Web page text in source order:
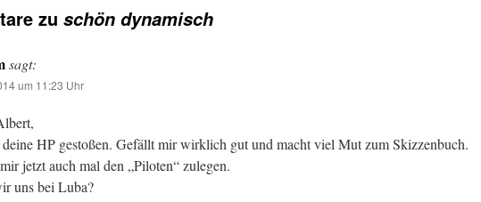
zu schön dynamisch
sagt:
um 11:23 Uhr
HP gestoßen. Gefällt mir wirklich gut und macht viel Mut zum Skizzenbuch.
jetzt auch mal den „Piloten“ zulegen.
uns bei Luba?